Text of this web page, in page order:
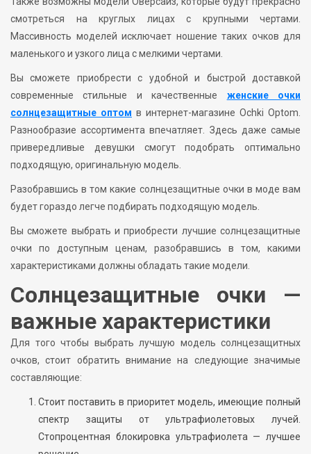
смотреться на круглых лицах с крупными чертами.
Массивность моделей исключает ношение таких очков для
маленького и узкого лица с мелкими чертами.
Вы сможете приобрести с удобной и быстрой доставкой
современные стильные и качественные женские очки
солнцезащитные оптом в интернет-магазине Ochki Optom.
Разнообразие ассортимента впечатляет. Здесь даже самые
привередливые девушки смогут подобрать оптимально
подходящую, оригинальную модель.
Разобравшись в том какие солнцезащитные очки в моде вам
будет гораздо легче подбирать подходящую модель.
Вы сможете выбрать и приобрести лучшие солнцезащитные
очки по доступным ценам, разобравшись в том, какими
характеристиками должны обладать такие модели.
Солнцезащитные очки —
важные характеристики
Для того чтобы выбрать лучшую модель солнцезащитных
очков, стоит обратить внимание на следующие значимые
составляющие:
Стоит поставить в приоритет модель, имеющие полный
спектр защиты от ультрафиолетовых лучей.
Стопроцентная блокировка ультрафиолета — лучшее